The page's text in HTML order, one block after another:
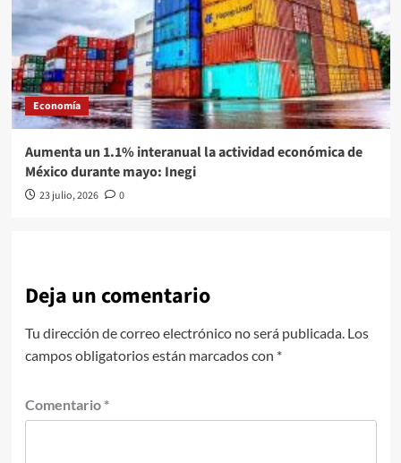
Economía
Aumenta un 1.1% interanual la actividad económica de
México durante mayo: Inegi
23 julio, 2026 0
Deja un comentario
Tu dirección de correo electrónico no será publicada. Los
campos obligatorios están marcados con *
Comentario *